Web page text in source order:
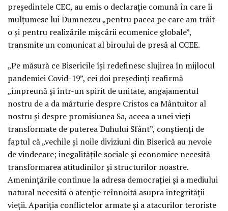
președintele CEC, au emis o declarație comună în care îi
mulțumesc lui Dumnezeu „pentru pacea pe care am trăit-
o și pentru realizările mișcării ecumenice globale”,
transmite un comunicat al biroului de presă al CCEE.
„Pe măsură ce Bisericile își redefinesc slujirea în mijlocul
pandemiei Covid-19”, cei doi președinți reafirmă
„împreună și într-un spirit de unitate, angajamentul
nostru de a da mărturie despre Cristos ca Mântuitor al
nostru și despre promisiunea Sa, aceea a unei vieți
transformate de puterea Duhului Sfânt”, conștienți de
faptul că „vechile și noile diviziuni din Biserică au nevoie
de vindecare; inegalitățile sociale și economice necesită
transformarea atitudinilor și structurilor noastre.
Amenințările continue la adresa democrației și a mediului
natural necesită o atenție reînnoită asupra integrității
vieții. Apariția conflictelor armate și a atacurilor teroriste